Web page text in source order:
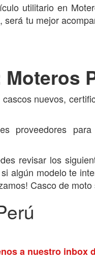
utilitario en
tu mejor
nuevos,
proveedores
revisar los
algún modelo te
Casco de moto
a nuestro inbox